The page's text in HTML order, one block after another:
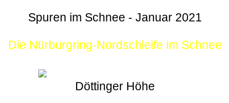
Spuren im Schnee - Januar 2021
Die Nürburgring-Nordschleife im Schnee
Döttinger Höhe